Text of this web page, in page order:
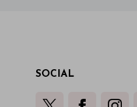
SOCIAL